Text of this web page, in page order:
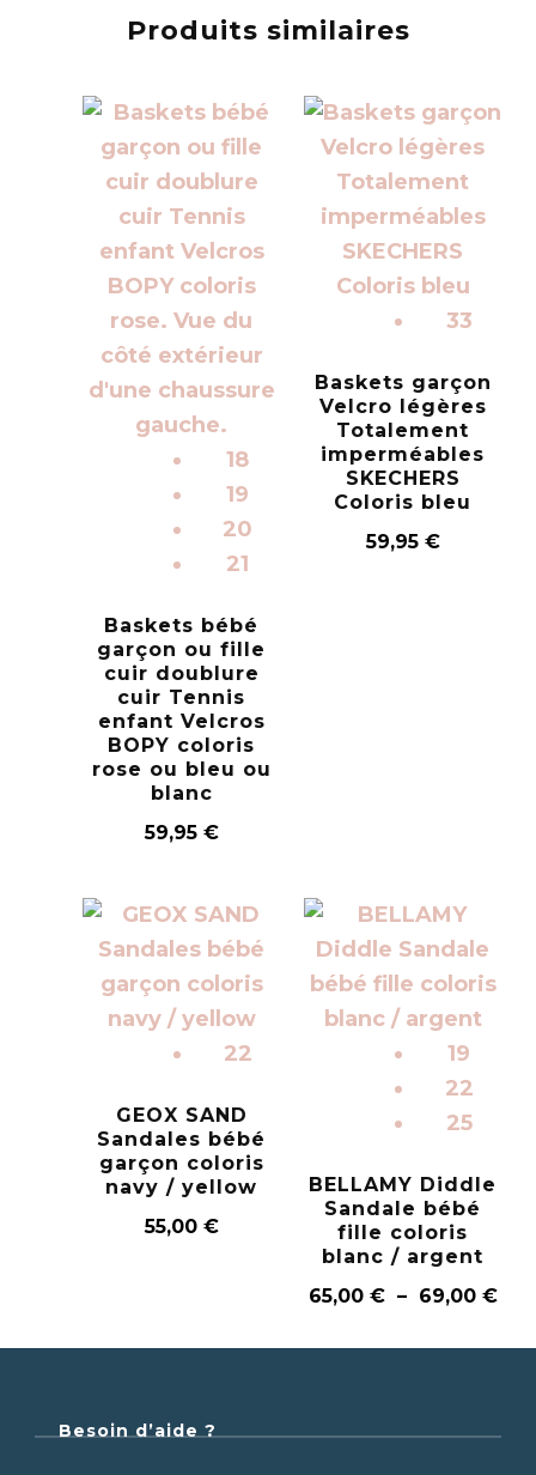
Produits similaires
18
19
20
21
Baskets bébé
garçon ou fille
cuir doublure
cuir Tennis
enfant Velcros
BOPY coloris
rose ou bleu ou
blanc
59,95 €
33
Baskets garçon
Velcro légères
Totalement
imperméables
SKECHERS
Coloris bleu
59,95 €
22
GEOX SAND
Sandales bébé
garçon coloris
navy / yellow
55,00 €
19
22
25
BELLAMY Diddle
Sandale bébé
fille coloris
blanc / argent
65,00 € – 69,00 €
Besoin d’aide ?